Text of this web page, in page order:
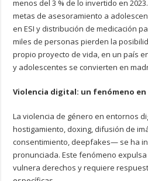
menos del 3 % de lo invertido en
metas de asesoramiento a
en ESI y distribución de medicación
miles de personas pierden la
propio proyecto de vida, en un país
y adolescentes se convierten en
Violencia digital: un fenómeno
La violencia de género en entornos
hostigamiento, doxing, difusión de
consentimiento, deepfakes— se ha
pronunciada. Este fenómeno
vulnera derechos y requiere